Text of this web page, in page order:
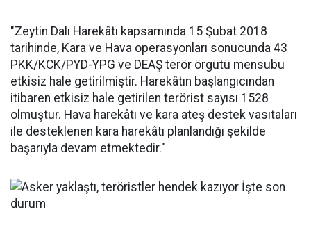
"Zeytin Dalı Harekâtı kapsamında 15 Şubat 2018
tarihinde, Kara ve Hava operasyonları sonucunda 43
PKK/KCK/PYD-YPG ve DEAŞ terör örgütü mensubu
etkisiz hale getirilmiştir. Harekâtın başlangıcından
itibaren etkisiz hale getirilen terörist sayısı 1528
olmuştur. Hava harekâtı ve kara ateş destek vasıtaları
ile desteklenen kara harekâtı planlandığı şekilde
başarıyla devam etmektedir."